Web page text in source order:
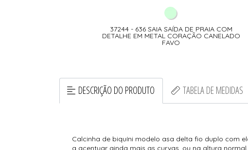
37244 - 636 SAIA SAÍDA DE PRAIA COM
DETALHE EM METAL CORAÇÃO CANELADO
FAVO
DESCRIÇÃO DO PRODUTO TABELA DE MEDIDAS
Calcinha de biquíni modelo asa delta fio duplo com
a acentuar ainda mais as curvas, ou na altura